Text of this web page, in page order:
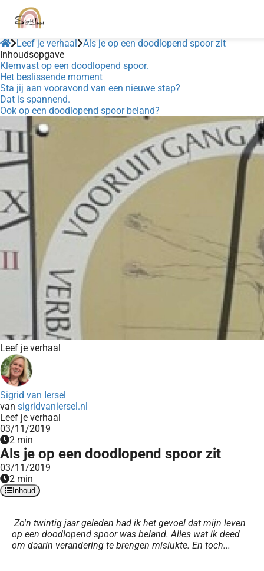
Leef je verhaal Als je op een doodlopend spoor zit
Inhoudsopgave
Klemvast op een doodlopend spoor.
Het beslissende moment
Sta jij aan vooravond van een nieuwe stap?
Dat is spannend.
Ook op een doodlopend spoor beland?
Leef je verhaal
Sigrid van Iersel
van sigridvaniersel.nl
Leef je verhaal
03/11/2019
2 min
Als je op een doodlopend spoor zit
03/11/2019
2 min
Inhoud
Zo'n twintig jaar geleden had ik het gevoel dat mijn leven
op een doodlopend spoor was beland. Alles wat ik deed
om daarin verandering te brengen mislukte. En toch...